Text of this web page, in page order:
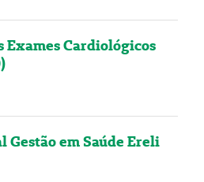
Exames Cardiológicos
Gestão em Saúde Ereli